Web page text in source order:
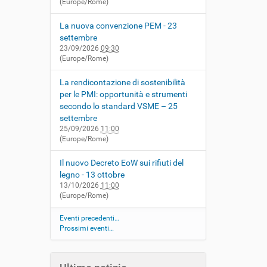
(Europe/Rome)
La nuova convenzione PEM - 23
settembre
23/09/2026 09:30
(Europe/Rome)
La rendicontazione di sostenibilità
per le PMI: opportunità e strumenti
secondo lo standard VSME – 25
settembre
25/09/2026 11:00
(Europe/Rome)
Il nuovo Decreto EoW sui rifiuti del
legno - 13 ottobre
13/10/2026 11:00
(Europe/Rome)
Eventi precedenti…
Prossimi eventi…